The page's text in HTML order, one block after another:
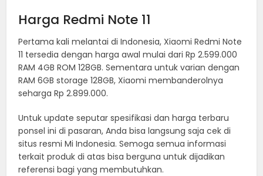
Harga Redmi Note 11
Pertama kali melantai di Indonesia, Xiaomi Redmi Note
11 tersedia dengan harga awal mulai dari Rp 2.599.000
RAM 4GB ROM 128GB. Sementara untuk varian dengan
RAM 6GB storage 128GB, Xiaomi membanderolnya
seharga Rp 2.899.000.
Untuk update seputar spesifikasi dan harga terbaru
ponsel ini di pasaran, Anda bisa langsung saja cek di
situs resmi Mi Indonesia. Semoga semua informasi
terkait produk di atas bisa berguna untuk dijadikan
referensi bagi yang membutuhkan.